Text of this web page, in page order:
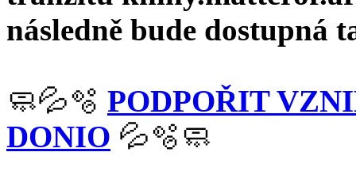
následně bude dostupná
🧼💦🫧 PODPOŘIT
DONIO 💦🫧🧼